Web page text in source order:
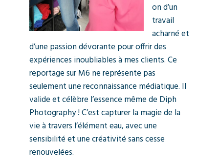
on d’un
travail
acharné et
d’une passion dévorante pour offrir des
expériences inoubliables à mes clients. Ce
reportage sur M6 ne représente pas
seulement une reconnaissance médiatique. Il
valide et célèbre l’essence même de Diph
Photography ! C’est capturer la magie de la
vie à travers l’élément eau, avec une
sensibilité et une créativité sans cesse
renouvelées.